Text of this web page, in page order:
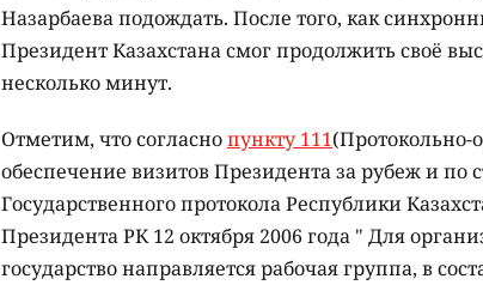
Назарбаева подождать. После того, как
Президент Казахстана смог продолжить своё
несколько минут.
Отметим, что согласнопункту 111(Протокольно-
обеспечение визитов Президента за рубеж и по
Государственного протокола Республики
Президента РК 12 октября 2006 года " Для
государство направляется рабочая группа, в